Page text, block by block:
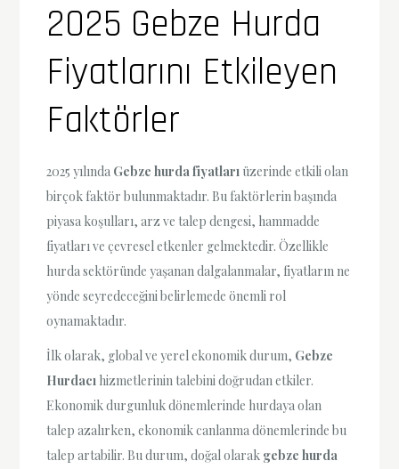
2025 Gebze Hurda
Fiyatlarını Etkileyen
Faktörler
2025 yılında Gebze hurda fiyatları üzerinde etkili olan
birçok faktör bulunmaktadır. Bu faktörlerin başında
piyasa koşulları, arz ve talep dengesi, hammadde
fiyatları ve çevresel etkenler gelmektedir. Özellikle
hurda sektöründe yaşanan dalgalanmalar, fiyatların ne
yönde seyredeceğini belirlemede önemli rol
oynamaktadır.
İlk olarak, global ve yerel ekonomik durum, Gebze
Hurdacı hizmetlerinin talebini doğrudan etkiler.
Ekonomik durgunluk dönemlerinde hurdaya olan
talep azalırken, ekonomik canlanma dönemlerinde bu
talep artabilir. Bu durum, doğal olarak gebze hurda